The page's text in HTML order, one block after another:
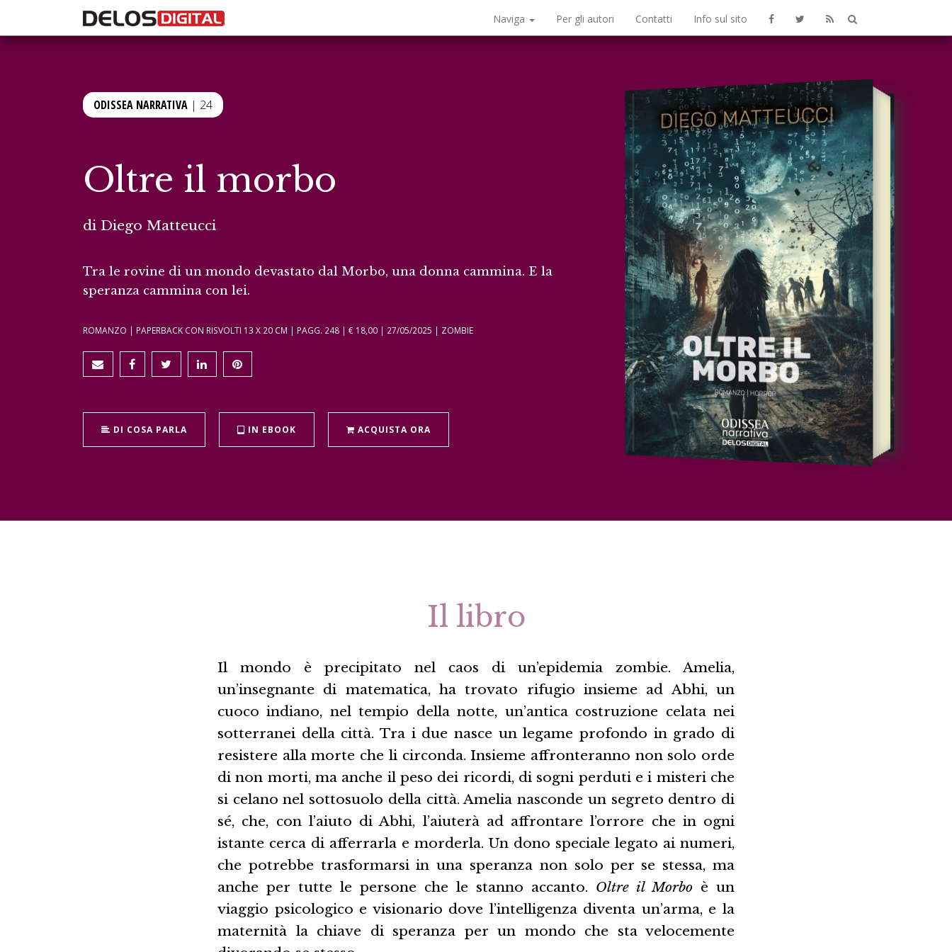
Naviga Per gli autori Contatti Info sul sito
ODISSEA NARRATIVA | 24
Oltre il morbo
di Diego Matteucci
Tra le rovine di un mondo devastato dal Morbo, una donna cammina. E la
speranza cammina con lei.
ROMANZO | PAPERBACK CON RISVOLTI 13 X 20 CM | PAGG. 248 | € 18,00 | 27/05/2025 | ZOMBIE
DI COSA PARLA IN EBOOK ACQUISTA ORA
Il libro
Il mondo è precipitato nel caos di un’epidemia zombie. Amelia,
un’insegnante di matematica, ha trovato rifugio insieme ad Abhi, un
cuoco indiano, nel tempio della notte, un’antica costruzione celata nei
sotterranei della città. Tra i due nasce un legame profondo in grado di
resistere alla morte che li circonda. Insieme affronteranno non solo orde
di non morti, ma anche il peso dei ricordi, di sogni perduti e i misteri che
si celano nel sottosuolo della città. Amelia nasconde un segreto dentro di
sé, che, con l’aiuto di Abhi, l’aiuterà ad affrontare l’orrore che in ogni
istante cerca di afferrarla e morderla. Un dono speciale legato ai numeri,
che potrebbe trasformarsi in una speranza non solo per se stessa, ma
anche per tutte le persone che le stanno accanto. Oltre il Morbo è un
viaggio psicologico e visionario dove l’intelligenza diventa un’arma, e la
maternità la chiave di speranza per un mondo che sta velocemente